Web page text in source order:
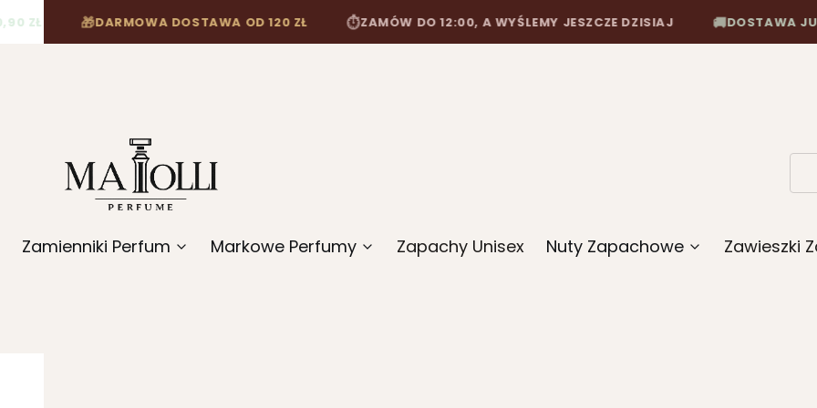
DARMOWA DOSTAWA OD 120 ZŁ ZAMÓW DO 12:00, A WYŚLEMY JESZCZE DZISIAJ DOSTAWA JUŻ
Zamienniki Perfum Markowe Perfumy Zapachy Unisex Nuty Zapachowe Zawieszki